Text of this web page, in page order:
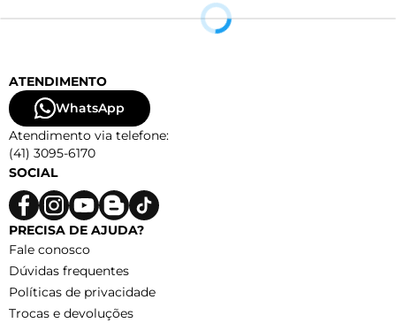
ATENDIMENTO
WhatsApp
Atendimento via telefone:
(41) 3095-6170
SOCIAL
PRECISA DE AJUDA?
Fale conosco
Dúvidas frequentes
Políticas de privacidade
Trocas e devoluções